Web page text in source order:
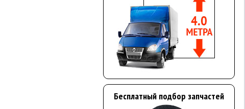
Бесплатный подбор запчастей